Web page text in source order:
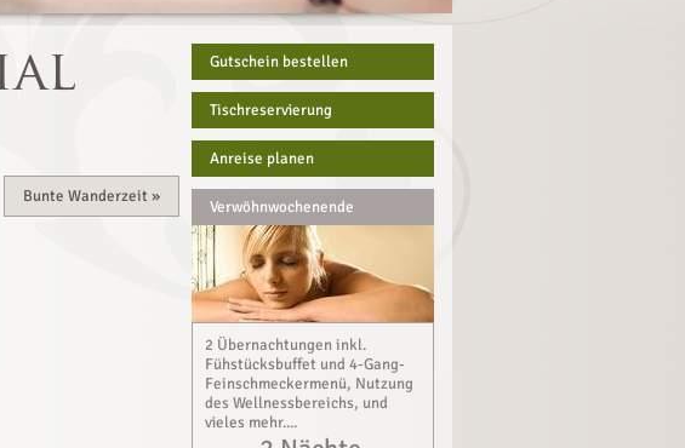
Bunte Wanderzeit »
Gutschein bestellen
Tischreservierung
Anreise planen
Verwöhnwochenende
2 Übernachtungen inkl.
Fühstücksbuffet und 4-Gang-
Feinschmeckermenü, Nutzung
des Wellnessbereichs, und
vieles mehr....